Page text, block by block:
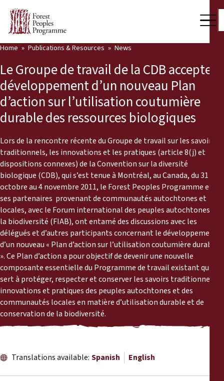
Who we are
Press Room
Support Us
Our Work
Community Voices
Partners & Countries
Latest News
Publications & Resources
Publications & Resources
News
Reports
Press Releases
Training Materials
Briefing Papers
Home Publications & Resources News
Le Groupe de travail de la CDB accepte le
développement d’un nouveau Plan
d’action sur l’utilisation coutumière
durable des ressources biologiques
Lors de la rencontre récente du Groupe de travail sur les savoirs
traditionnels, les innovations et les pratiques (article 8(j) et
dispositions connexes) de la Convention sur la diversité
biologique (CDB), qui s’est tenue à Montréal, au Canada, du 31
octobre au 4 novembre 2011, le Forest Peoples Programme et
ses partenaires provenant de communautés autochtones et
locales, avec le Forum international des peuples autochtones sur
la biodiversité (FIAB), ont entamé des discussions avec les
délégués et d’autres participants concernant le développement
d’un nouveau « Plan d’action sur l’utilisation coutumière durable
». Ce Plan d’action a pour objectif de devenir une nouvelle
composante essentielle du Programme de travail existant qui
sert à protéger, respecter et conserver les savoirs traditionnels,
innovations et pratiques des peuples autochtones et des
communautés locales en matière d’utilisation durable et de
conservation de la biodiversité.
Translations available: Spanish English